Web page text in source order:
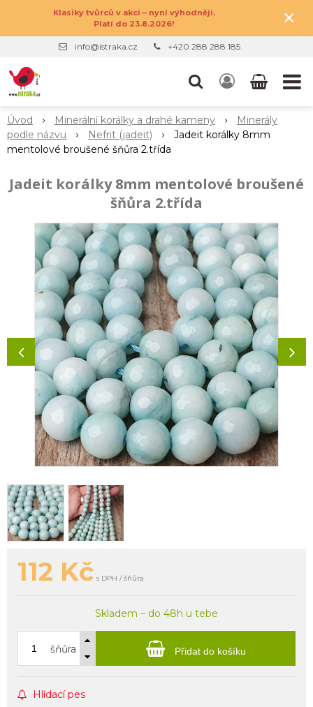
Klasiky tvůrců v akci – nyní výhodněji.
Platí do 23.8.2026!
×
info@istraka.cz +420 288 288 185
Úvod Minerální korálky a drahé kameny
Minerály
podle názvu
Nefrit (jadeit)
Jadeit korálky 8mm
mentolové broušené šňůra 2.třída
Jadeit korálky 8mm mentolové broušené
šňůra 2.třída
112 Kč s DPH / šňůra
Skladem – do 48h u tebe
šňůra Přidat do košíku
Hlídací pes